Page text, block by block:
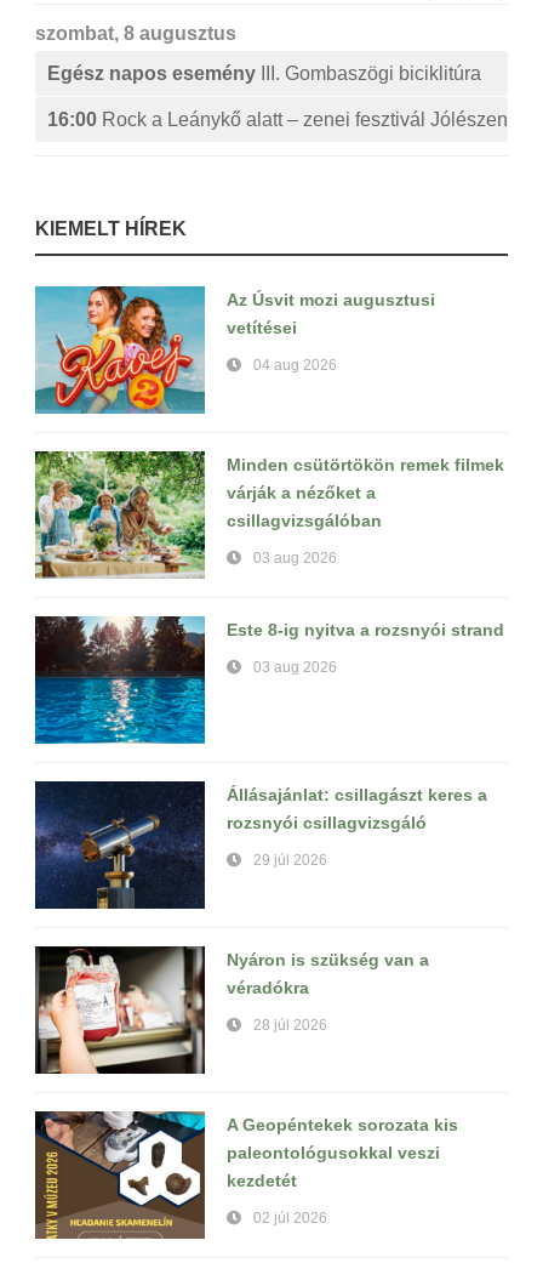
szombat, 8 augusztus
Egész napos esemény
III. Gombaszögi biciklitúra
16:00 Rock a Leánykő alatt – zenei fesztivál Jólészen
KIEMELT HÍREK
Az Úsvit mozi augusztusi
vetítései
04 aug 2026
Minden csütörtökön remek filmek
várják a nézőket a
csillagvizsgálóban
03 aug 2026
Este 8-ig nyitva a rozsnyói strand
03 aug 2026
Állásajánlat: csillagászt keres a
rozsnyói csillagvizsgáló
29 júl 2026
Nyáron is szükség van a
véradókra
28 júl 2026
A Geopéntekek sorozata kis
paleontológusokkal veszi
kezdetét
02 júl 2026